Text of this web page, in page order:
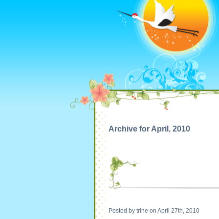
Archive for April, 2010
Posted by trine on April 27th, 2010